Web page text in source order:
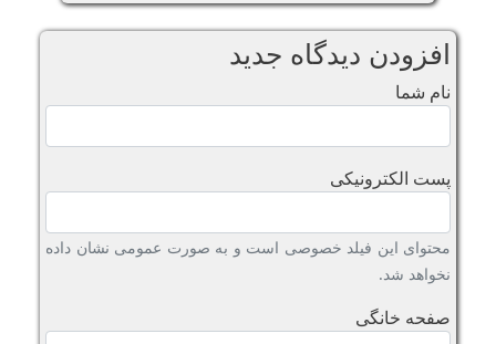
افزودن دیدگاه جدید
نام شما
پست الکترونیکی
محتوای این فیلد خصوصی است و به صورت عمومی نشان داده
نخواهد شد.
صفحه خانگی